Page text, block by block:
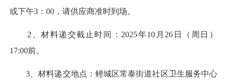
或下午3：00，请供应商准时到场。
2、材料递交截止时间：2025年10月26日（周日）
17:00前。
3、材料递交地点：鲤城区常泰街道社区卫生服务中心